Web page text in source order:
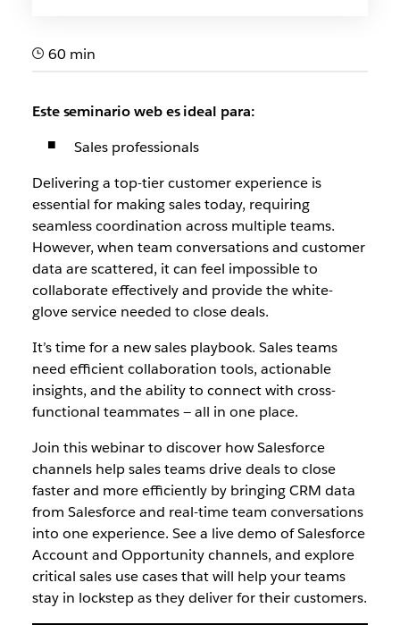
60 min
Este seminario web es ideal para:
Sales professionals
Delivering a top-tier customer experience is
essential for making sales today, requiring
seamless coordination across multiple teams.
However, when team conversations and customer
data are scattered, it can feel impossible to
collaborate effectively and provide the white-
glove service needed to close deals.
It’s time for a new sales playbook. Sales teams
need efficient collaboration tools, actionable
insights, and the ability to connect with cross-
functional teammates — all in one place.
Join this webinar to discover how Salesforce
channels help sales teams drive deals to close
faster and more efficiently by bringing CRM data
from Salesforce and real-time team conversations
into one experience. See a live demo of Salesforce
Account and Opportunity channels, and explore
critical sales use cases that will help your teams
stay in lockstep as they deliver for their customers.